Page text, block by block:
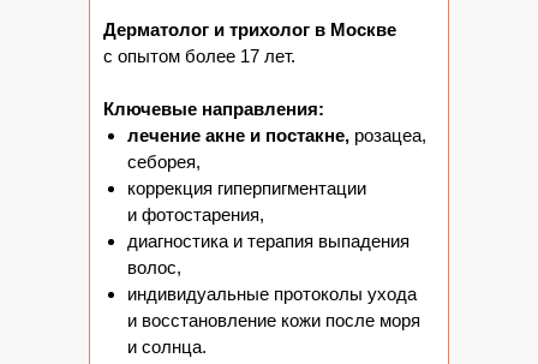
Дерматолог и трихолог в Москве
с опытом более 17 лет.
Ключевые направления:
лечение акне и постакне, розацеа,
себорея,
коррекция гиперпигментации
и фотостарения,
диагностика и терапия выпадения
волос,
индивидуальные протоколы ухода
и восстановление кожи после моря
и солнца.